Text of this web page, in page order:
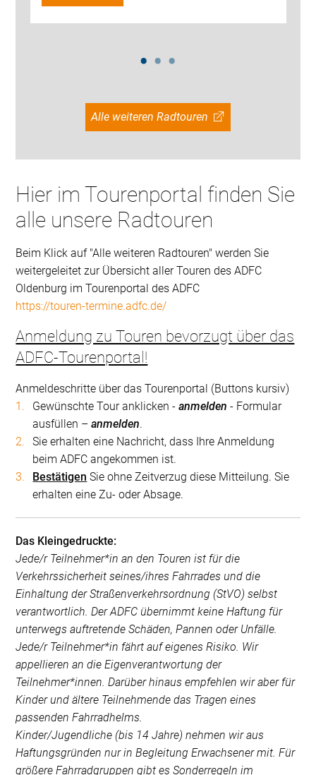
Alle weiteren Radtouren
Hier im Tourenportal finden Sie
alle unsere Radtouren
Beim Klick auf "Alle weiteren Radtouren" werden Sie
weitergeleitet zur Übersicht aller Touren des ADFC
Oldenburg im Tourenportal des ADFC
https://touren-termine.adfc.de/
Anmeldung zu Touren bevorzugt über das
ADFC-Tourenportal!
Anmeldeschritte über das Tourenportal (Buttons kursiv)
Gewünschte Tour anklicken -anmelden- Formular
ausfüllen –anmelden.
Sie erhalten eine Nachricht, dass Ihre Anmeldung
beim ADFC angekommen ist.
Bestätigen Sie ohne Zeitverzug diese Mitteilung. Sie
erhalten eine Zu- oder Absage.
Das Kleingedruckte:
Jede/r Teilnehmer*in an den Touren ist für die
Verkehrssicherheit seines/ihres Fahrrades und die
Einhaltung der Straßenverkehrsordnung (StVO) selbst
verantwortlich. Der ADFC übernimmt keine Haftung für
unterwegs auftretende Schäden, Pannen oder Unfälle.
Jede/r Teilnehmer*in fährt auf eigenes Risiko. Wir
appellieren an die Eigenverantwortung der
Teilnehmer*innen. Darüber hinaus empfehlen wir aber für
Kinder und ältere Teilnehmende das Tragen eines
passenden Fahrradhelms.
Kinder/Jugendliche (bis 14 Jahre) nehmen wir aus
Haftungsgründen nur in Begleitung Erwachsener mit. Für
größere Fahrradgruppen gibt es Sonderregeln im